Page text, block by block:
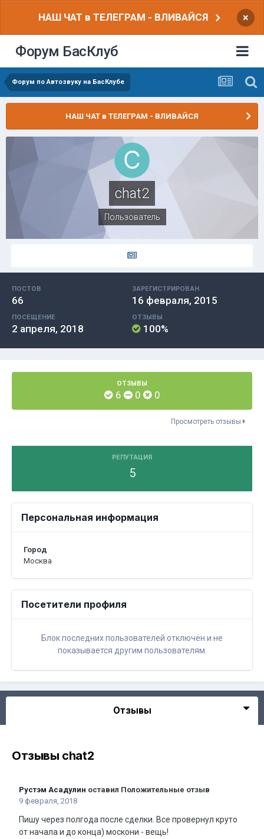
НАШ ЧАТ в ТЕЛЕГРАМ - ВЛИВАЙСЯ ×
Форум БасКлуб
Форум по Автозвуку на БасКлубе
НАШ ЧАТ в ТЕЛЕГРАМ - ВЛИВАЙСЯ
chat2
Пользователь
ПОСТОВ
66
ЗАРЕГИСТРИРОВАН
16 февраля, 2015
ПОСЕЩЕНИЕ
2 апреля, 2018
ОТЗЫВЫ
100%
ОТЗЫВЫ
6 0 0
Просмотреть отзывы
РЕПУТАЦИЯ
5
Персональная информация
Город
Москва
Посетители профиля
Блок последних пользователей отключён и не
показывается другим пользователям.
Отзывы
Отзывы chat2
Рустэм Асадулин оставил Положительные отзыв
9 февраля, 2018
Пишу через полгода после сделки. Все провернул круто
от начала и до конца) москони - вещь!